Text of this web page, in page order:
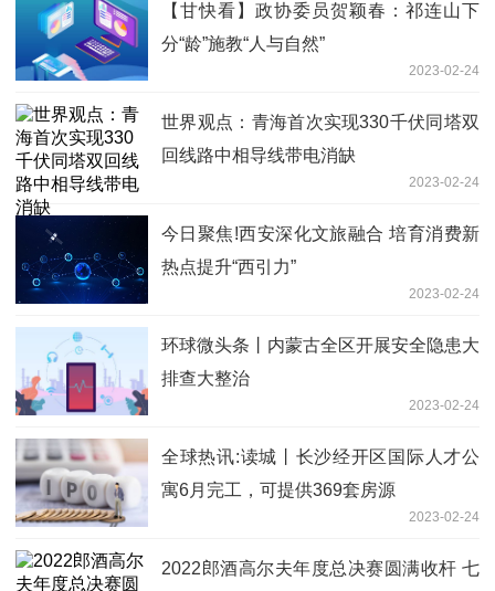
【甘快看】政协委员贺颖春：祁连山下
分“龄”施教“人与自然”
2023-02-24
世界观点：青海首次实现330千伏同塔双
回线路中相导线带电消缺
2023-02-24
今日聚焦!西安深化文旅融合 培育消费新
热点提升“西引力”
2023-02-24
环球微头条丨内蒙古全区开展安全隐患大
排查大整治
2023-02-24
全球热讯:读城丨长沙经开区国际人才公
寓6月完工，可提供369套房源
2023-02-24
2022郎酒高尔夫年度总决赛圆满收杆 七